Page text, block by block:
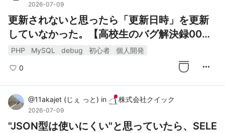
2026-07-09
更新されないと思ったら「更新日時」を更新
していなかった。【高校生のバグ解決録00
3】
PHP MySQL debug 初心者 個人開発
0 more_horiz
@11akajet (じぇ っと) in 株式会社クイック
2026-07-09
"JSON型は使いにくい"と思っていたら、SELE